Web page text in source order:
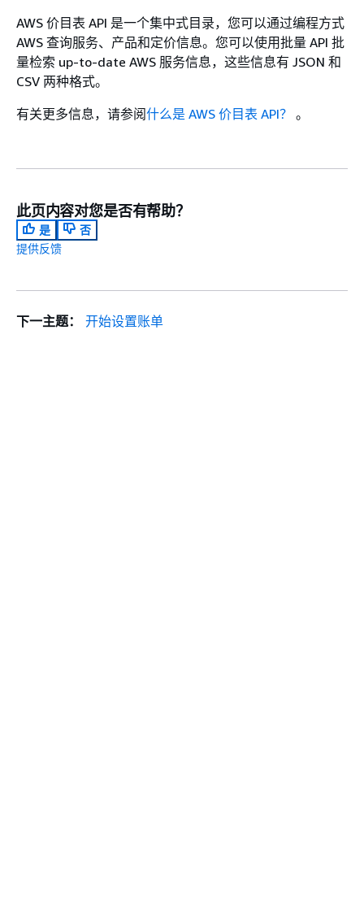
AWS 价目表 API 是一个集中式目录，您可以通过编程方式
AWS 查询服务、产品和定价信息。您可以使用批量 API 批
量检索 up-to-date AWS 服务信息，这些信息有 JSON 和
CSV 两种格式。
有关更多信息，请参阅什么是 AWS 价目表 API？ 。
此页内容对您是否有帮助？
是
否
提供反馈
下一主题： 开始设置账单